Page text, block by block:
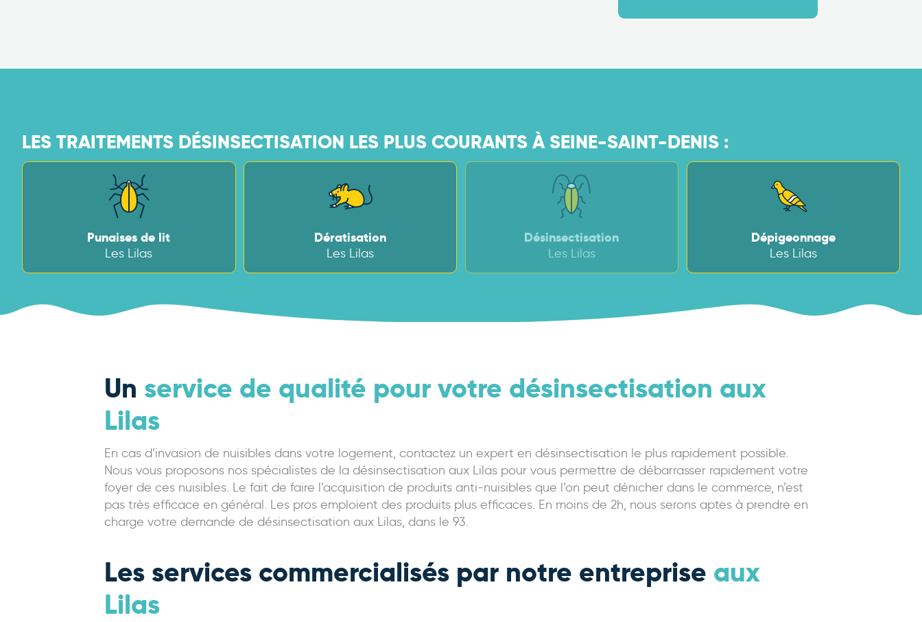
LES TRAITEMENTS DÉSINSECTISATION LES PLUS COURANTS À SEINE-SAINT-DENIS :
Punaises de lit
Les Lilas
Dératisation
Les Lilas
Désinsectisation
Les Lilas
Dépigeonnage
Les Lilas
Un service de qualité pour votre désinsectisation aux
Lilas
En cas d’invasion de nuisibles dans votre logement, contactez un expert en désinsectisation le plus rapidement possible.
Nous vous proposons nos spécialistes de la désinsectisation aux Lilas pour vous permettre de débarrasser rapidement votre
foyer de ces nuisibles. Le fait de faire l’acquisition de produits anti-nuisibles que l’on peut dénicher dans le commerce, n’est
pas très efficace en général. Les pros emploient des produits plus efficaces. En moins de 2h, nous serons aptes à prendre en
charge votre demande de désinsectisation aux Lilas, dans le 93.
Les services commercialisés par notre entreprise aux
Lilas